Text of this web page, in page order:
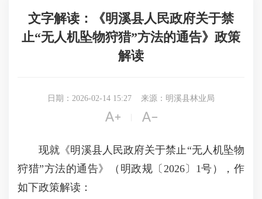
文字解读：《明溪县人民政府关于禁
止“无人机坠物狩猎”方法的通告》政策
解读
日期：2026-02-14 15:27 来源：明溪县林业局
 
现就《明溪县人民政府关于禁止“无人机坠物
狩猎”方法的通告》（明政规〔2026〕1号），作
如下政策解读：